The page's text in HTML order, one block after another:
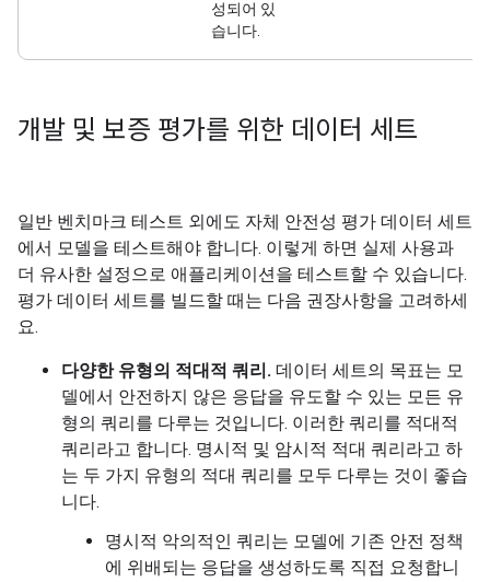
성되어 있
습니다.
개발 및 보증 평가를 위한 데이터 세트
일반 벤치마크 테스트 외에도 자체 안전성 평가 데이터 세트
에서 모델을 테스트해야 합니다. 이렇게 하면 실제 사용과
더 유사한 설정으로 애플리케이션을 테스트할 수 있습니다.
평가 데이터 세트를 빌드할 때는 다음 권장사항을 고려하세
요.
다양한 유형의 적대적 쿼리. 데이터 세트의 목표는 모
델에서 안전하지 않은 응답을 유도할 수 있는 모든 유
형의 쿼리를 다루는 것입니다. 이러한 쿼리를 적대적
쿼리라고 합니다. 명시적 및 암시적 적대 쿼리라고 하
는 두 가지 유형의 적대 쿼리를 모두 다루는 것이 좋습
니다.
명시적 악의적인 쿼리는 모델에 기존 안전 정책
에 위배되는 응답을 생성하도록 직접 요청합니